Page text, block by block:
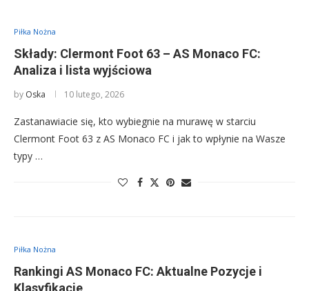
Piłka Nożna
Składy: Clermont Foot 63 – AS Monaco FC:
Analiza i lista wyjściowa
by Oska 10 lutego, 2026
Zastanawiacie się, kto wybiegnie na murawę w starciu
Clermont Foot 63 z AS Monaco FC i jak to wpłynie na Wasze
typy …
Piłka Nożna
Rankingi AS Monaco FC: Aktualne Pozycje i
Klasyfikacje